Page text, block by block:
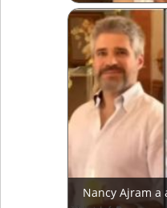
Nancy Ajram a